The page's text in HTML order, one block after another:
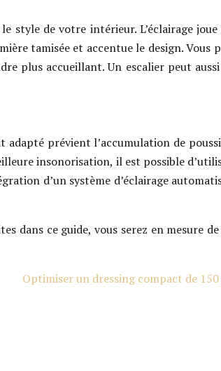
style de votre intérieur. L’éclairage
tamisée et accentue le design. Vous
plus accueillant. Un escalier peut
adapté prévient l’accumulation de
insonorisation, il est possible
d’un système d’éclairage
dans ce guide, vous serez en mesure
Optimiser un dressing compact de